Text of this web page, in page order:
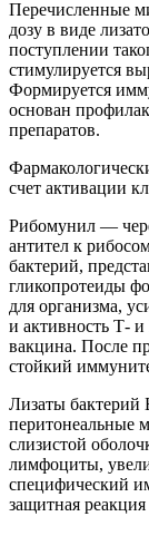
Перечисленные
дозу в виде
поступлении
стимулируется
Формируется
основан
препаратов.
счет активации
Рибомунил —
антител к
бактерий,
гликопротеиды
для организма,
и активность Т-
вакцина. После
стойкий
Лизаты бактерий
перитонеальные
слизистой
лимфоциты,
специфический
защитная